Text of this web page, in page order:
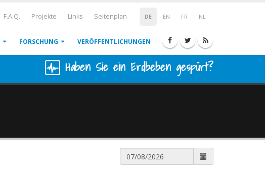
DE EN FR NL
F.A.Q. Projekte Links Seitenplan
FORSCHUNG VERÖFFENTLICHUNGEN
Haben Sie ein Erdbeben gespürt?